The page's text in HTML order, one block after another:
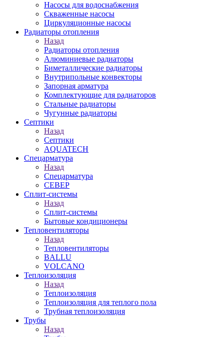
Насосы для водоснабжения
Скваженные насосы
Циркуляционные насосы
Радиаторы отопления
Назад
Радиаторы отопления
Алюминиевые радиаторы
Биметаллические радиаторы
Внутрипольные конвекторы
Запорная арматура
Комплектующие для радиаторов
Стальные радиаторы
Чугунные радиаторы
Септики
Назад
Септики
AQUATECH
Спецарматура
Назад
Спецарматура
СЕВЕР
Сплит-системы
Назад
Сплит-системы
Бытовые кондиционеры
Тепловентиляторы
Назад
Тепловентиляторы
BALLU
VOLCANO
Теплоизоляция
Назад
Теплоизоляция
Теплоизоляция для теплого пола
Трубная теплоизоляция
Трубы
Назад